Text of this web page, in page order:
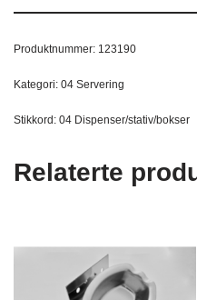
Produktnummer: 123190
Kategori: 04 Servering
Stikkord: 04 Dispenser/stativ/bokser
Relaterte